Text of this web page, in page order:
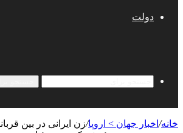
دولت
خانه/ اخبار جهان > اروپا/زن ایرانی در بین